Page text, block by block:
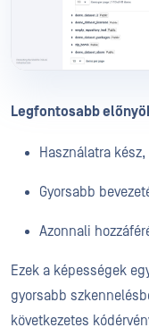
Legfontosabb
Használatra
Gyorsabb
Azonnali
Ezek a képességek
gyorsabb
következetes